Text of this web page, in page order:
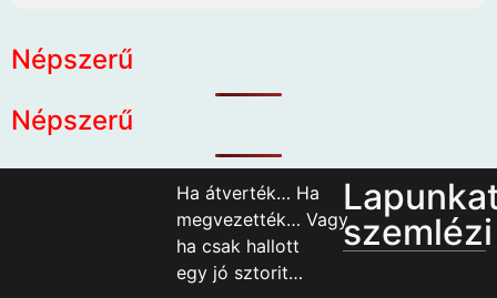
Népszerű
Népszerű
Ha átverték… Ha
megvezették… Vagy
ha csak hallott
egy jó sztorit…
szemlézi